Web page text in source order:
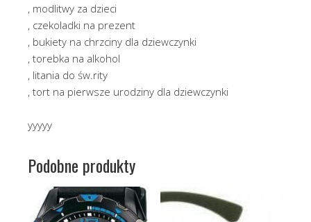
, modlitwy za dzieci
, czekoladki na prezent
, bukiety na chrzciny dla dziewczynki
, torebka na alkohol
, litania do św.rity
, tort na pierwsze urodziny dla dziewczynki
yyyyy
Podobne produkty